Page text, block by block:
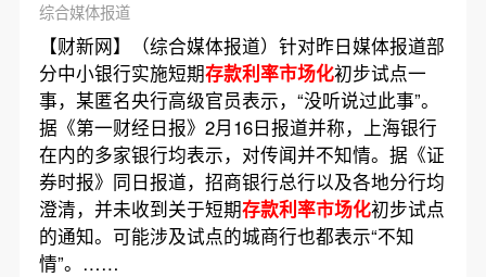
综合媒体报道
【财新网】（综合媒体报道）针对昨日媒体报道部
分中小银行实施短期存款利率市场化初步试点一
事，某匿名央行高级官员表示，“没听说过此事”。
据《第一财经日报》2月16日报道并称，上海银行
在内的多家银行均表示，对传闻并不知情。据《证
券时报》同日报道，招商银行总行以及各地分行均
澄清，并未收到关于短期存款利率市场化初步试点
的通知。可能涉及试点的城商行也都表示“不知
情”。……